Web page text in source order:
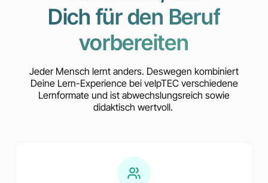
Dich für den Beruf
vorbereiten
Jeder Mensch lernt anders. Deswegen kombiniert
Deine Lern-Experience bei velpTEC verschiedene
Lernformate und ist abwechslungsreich sowie
didaktisch wertvoll.